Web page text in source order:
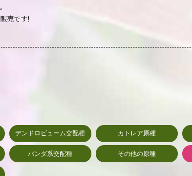
売です!
デンドロビューム交配種 カトレア原種
バンダ系交配種 その他の原種